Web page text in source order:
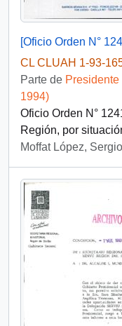
CL CLUAH 1-93-
Parte de
1994)
Oficio Orden N°
Región, por
Moffat López, Sergio